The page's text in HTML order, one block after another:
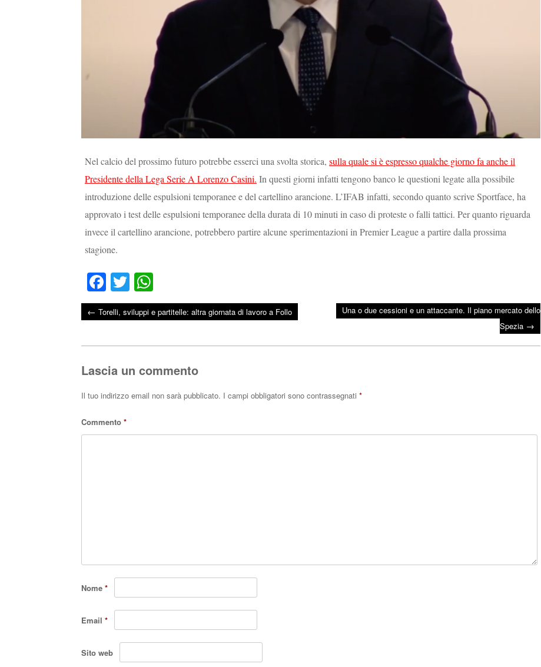
Nel calcio del prossimo futuro potrebbe esserci una svolta storica, sulla quale si è espresso qualche giorno fa anche il
Presidente della Lega Serie A Lorenzo Casini. In questi giorni infatti tengono banco le questioni legate alla possibile
introduzione delle espulsioni temporanee e del cartellino arancione. L’IFAB infatti, secondo quanto scrive Sportface, ha
approvato i test delle espulsioni temporanee della durata di 10 minuti in caso di proteste o falli tattici. Per quanto riguarda
invece il cartellino arancione, potrebbero partire alcune sperimentazioni in Premier League a partire dalla prossima
stagione.
Fa
ce
bo
T
wi
tte
ha
ts
← Torelli, sviluppi e partitelle: altra giornata di lavoro a Follo
Una o due cessioni e un attaccante. Il piano mercato dello
Spezia →
Lascia un commento
Il tuo indirizzo email non sarà pubblicato. I campi obbligatori sono contrassegnati *
Commento *
Nome *
Email *
Sito web